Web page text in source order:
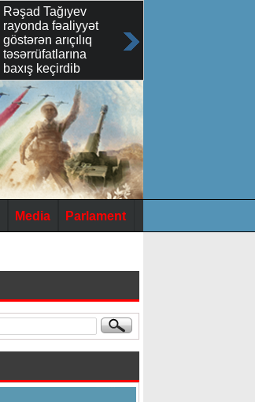
Rəşad Tağıyev
rayonda fəaliyyət
göstərən arıçılıq
təsərrüfatlarına
baxış keçirdib
Media Parlament